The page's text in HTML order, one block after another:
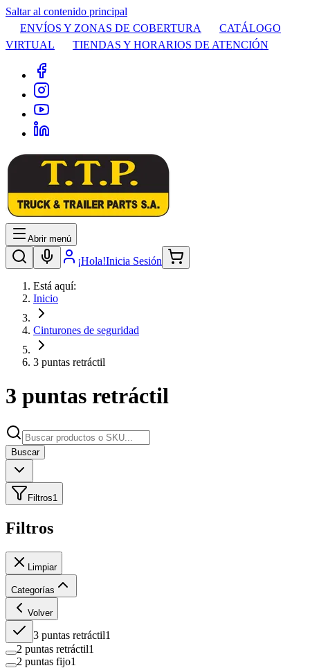
Saltar al contenido principal
ENVÍOS Y ZONAS DE COBERTURA
CATÁLOGO
VIRTUAL
TIENDAS Y HORARIOS DE ATENCIÓN
Abrir menú
¡Hola!Inicia Sesión
Está aquí:
Inicio
Cinturones de seguridad
3 puntas retráctil
3 puntas retráctil
Buscar
Filtros1
Filtros
Limpiar
Categorías
Volver
3 puntas retráctil1
2 puntas retráctil1
2 puntas fijo1